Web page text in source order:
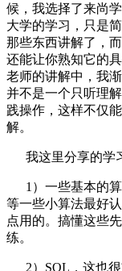
候，我选择了来尚
大学的学习，只是
那些东西讲解了，
还能让你熟知它的
老师的讲解中，我
并不是一个只听理
践操作，这样不仅
解。
我这里分享的学
1）一些基本的
等一些小算法最好
点用的。搞懂这些
练。
2）SQL，这也